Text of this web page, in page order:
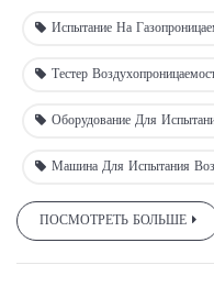
Испытание На
Тестер
Оборудование Для
Машина Для Испытания
ПОСМОТРЕТЬ БОЛЬШЕ